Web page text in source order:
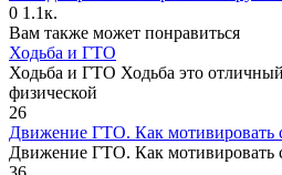
0 1.1к.
Вам также может понравиться
Ходьба и ГТО
Ходьба и ГТО Ходьба это
физической
26
Движение ГТО. Как мотивировать
Движение ГТО. Как мотивировать